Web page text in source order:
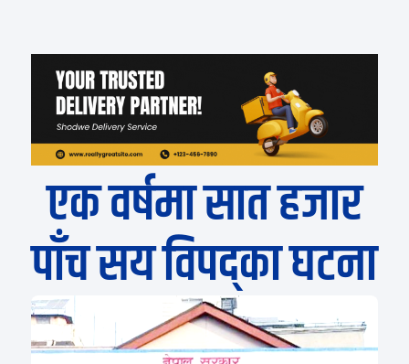
एक वर्षमा सात हजार
पाँच सय विपद्का घटना